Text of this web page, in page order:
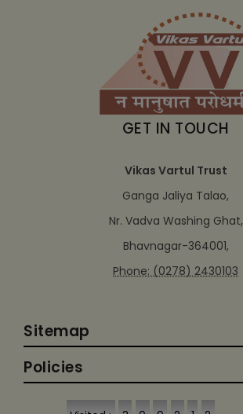
GET IN TOUCH
Vikas Vartul Trust
Ganga Jaliya Talao,
Nr. Vadva Washing Ghat,
Bhavnagar-364001,
Phone: (0278) 2430103
Sitemap
Policies